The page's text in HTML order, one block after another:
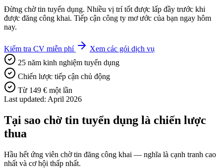
Đừng chờ tin tuyển dụng. Nhiều vị trí tốt được lấp đầy trước khi
được đăng công khai. Tiếp cận công ty mơ ước của bạn ngay hôm
nay.
Kiểm tra CV miễn phí
Xem các gói dịch vụ
25 năm kinh nghiệm tuyển dụng
Chiến lược tiếp cận chủ động
Từ 149 € một lần
Last updated: April 2026
Tại sao chờ tin tuyển dụng là chiến lược
thua
Hầu hết ứng viên chờ tin đăng công khai — nghĩa là cạnh tranh cao
nhất và cơ hội thấp nhất.